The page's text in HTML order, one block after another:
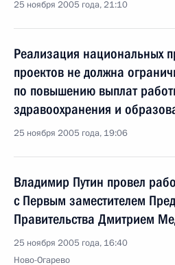
25 ноября 2005 года, 21:10
Реализация национальных
проектов не должна
по повышению выплат
здравоохранения и
25 ноября 2005 года, 19:06
Владимир Путин провел
с Первым заместителем
Правительства Дмитрием
25 ноября 2005 года, 16:40
Ново-Огарево